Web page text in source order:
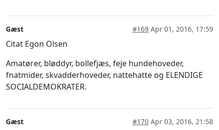
Gæst #169 Apr 01, 2016, 17:59
Citat Egon Olsen
Amatører, bløddyr, bollefjæs, feje hundehoveder,
fnatmider, skvadderhoveder, nattehatte og ELENDIGE
SOCIALDEMOKRATER.
Gæst #170 Apr 03, 2016, 21:58